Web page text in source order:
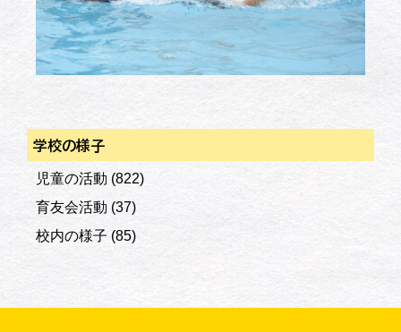
学校の様子
児童の活動 (822)
育友会活動 (37)
校内の様子 (85)